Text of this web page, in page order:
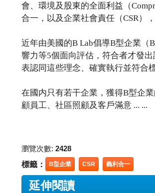
會、環境及股東的全面利益（
合一，以及企業社會責任（CSR）
近年由美國的B Lab倡導B型企業（
響力等5個面向評估，符合者才發
表認同這些理念、確實執行並符合標
在國内只有若干企業，獲得B型企
顧員工、社區照顧及客戶滿意 ... ...
瀏覽次數: 2428
標籤： B型企業 CSR 義利合一
延伸閱讀